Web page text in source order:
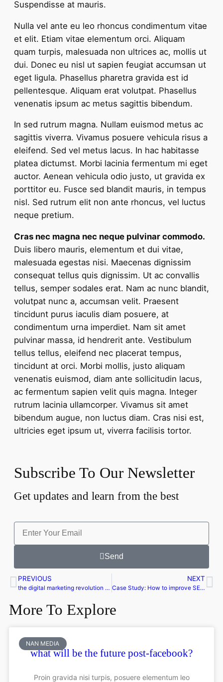
Suspendisse at mauris.
Nulla vel ante eu leo rhoncus condimentum vitae
et elit. Etiam vitae elementum orci. Aliquam
quam turpis, malesuada non ultrices ac, mollis ut
dui. Donec eu nisl ut sapien feugiat accumsan ut
eget ligula. Phasellus pharetra gravida est id
pellentesque. Aliquam erat volutpat. Phasellus
venenatis ipsum ac metus sagittis bibendum.
In sed rutrum magna. Nullam euismod metus ac
sagittis viverra. Vivamus posuere vehicula risus a
eleifend. Sed vel metus lacus. In hac habitasse
platea dictumst. Morbi lacinia fermentum mi eget
auctor. Aenean vehicula odio justo, ut gravida ex
porttitor eu. Fusce sed blandit mauris, in tempus
nisl. Sed rutrum elit non ante rhoncus, vel luctus
neque pretium.
Cras nec magna nec neque pulvinar commodo.
Duis libero mauris, elementum et dui vitae,
malesuada egestas nisi. Maecenas dignissim
consequat tellus quis dignissim. Ut ac convallis
tellus, semper sodales erat. Nam ac nunc blandit,
volutpat nunc a, accumsan velit. Praesent
tincidunt purus iaculis diam posuere, at
condimentum urna imperdiet. Nam sit amet
pulvinar massa, id hendrerit ante. Vestibulum
tellus tellus, eleifend nec placerat tempus,
tincidunt at orci. Morbi mollis, justo aliquam
venenatis euismod, diam ante sollicitudin lacus,
ac fermentum sapien velit quis magna. Integer
rutrum lacinia ullamcorper. Vivamus sit amet
bibendum augue, non luctus diam. Cras nisi est,
ultricies eget ipsum ut, viverra facilisis tortor.
Subscribe To Our Newsletter
Get updates and learn from the best
Send
PREVIOUS
the digital marketing revolution is here
NEXT
Case Study: How to improve SEO scores
More To Explore
NAN MEDIA
what will be the future post-facebook?
Proin gravida nisi turpis, posuere elementum leo